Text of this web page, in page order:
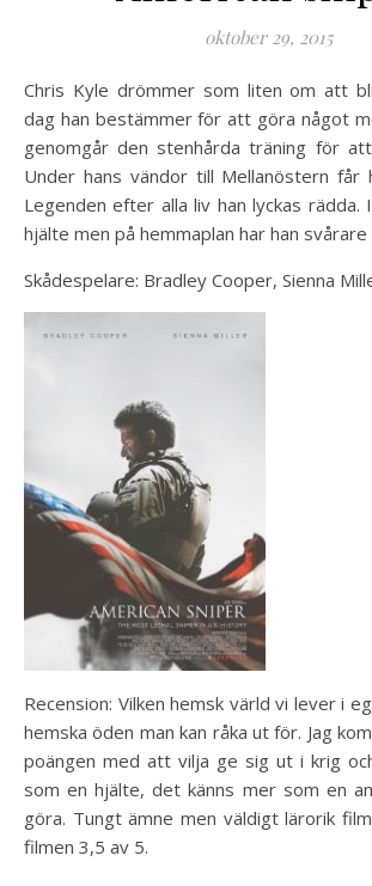
oktober 29, 2015
Chris Kyle drömmer som liten om att bli cowboy tills en
dag han bestämmer för att göra något
genomgår den stenhårda träning för att
Under hans vändor till Mellanöstern får
Legenden efter alla liv han lyckas rädda.
hjälte men på hemmaplan har han
Skådespelare: Bradley Cooper, Sienna
Recension: Vilken hemsk värld vi lever i
hemska öden man kan råka ut för. Jag
poängen med att vilja ge sig ut i krig
som en hjälte, det känns mer som en
göra. Tungt ämne men väldigt lärorik
filmen 3,5 av 5.